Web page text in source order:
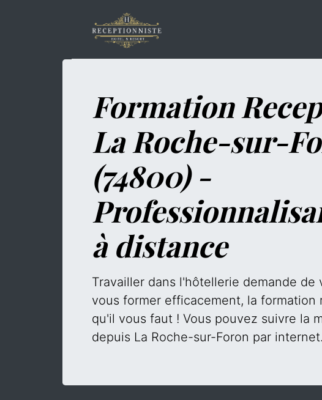
Formation
La Roche-sur-
(74800) -
à distance
Travailler dans l'hôtellerie demande de
vous former efficacement, la
qu'il vous faut ! Vous pouvez suivre la
depuis La Roche-sur-Foron par internet.